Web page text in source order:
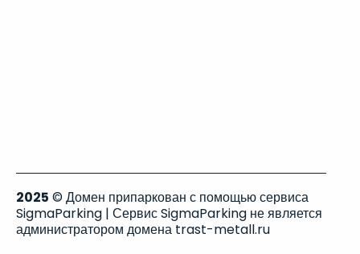
2025 © Домен припаркован с помощью сервиса
SigmaParking | Сервис SigmaParking не является
администратором домена trast-metall.ru